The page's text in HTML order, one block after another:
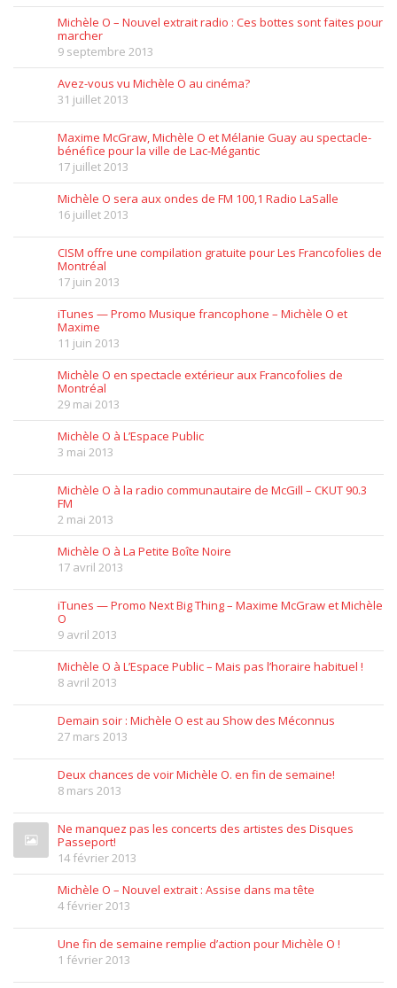
Michèle O – Nouvel extrait radio : Ces bottes sont faites pour
marcher
9 septembre 2013
Avez-vous vu Michèle O au cinéma?
31 juillet 2013
Maxime McGraw, Michèle O et Mélanie Guay au spectacle-
bénéfice pour la ville de Lac-Mégantic
17 juillet 2013
Michèle O sera aux ondes de FM 100,1 Radio LaSalle
16 juillet 2013
CISM offre une compilation gratuite pour Les Francofolies de
Montréal
17 juin 2013
iTunes — Promo Musique francophone – Michèle O et
Maxime
11 juin 2013
Michèle O en spectacle extérieur aux Francofolies de
Montréal
29 mai 2013
Michèle O à L’Espace Public
3 mai 2013
Michèle O à la radio communautaire de McGill – CKUT 90.3
FM
2 mai 2013
Michèle O à La Petite Boîte Noire
17 avril 2013
iTunes — Promo Next Big Thing – Maxime McGraw et Michèle
O
9 avril 2013
Michèle O à L’Espace Public – Mais pas l’horaire habituel !
8 avril 2013
Demain soir : Michèle O est au Show des Méconnus
27 mars 2013
Deux chances de voir Michèle O. en fin de semaine!
8 mars 2013
Ne manquez pas les concerts des artistes des Disques
Passeport!
14 février 2013
Michèle O – Nouvel extrait : Assise dans ma tête
4 février 2013
Une fin de semaine remplie d’action pour Michèle O !
1 février 2013